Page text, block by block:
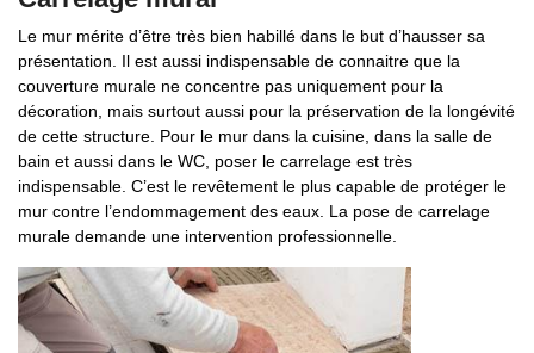
Le mur mérite d’être très bien habillé dans le but d’hausser sa
présentation. Il est aussi indispensable de connaitre que la
couverture murale ne concentre pas uniquement pour la
décoration, mais surtout aussi pour la préservation de la longévité
de cette structure. Pour le mur dans la cuisine, dans la salle de
bain et aussi dans le WC, poser le carrelage est très
indispensable. C’est le revêtement le plus capable de protéger le
mur contre l’endommagement des eaux. La pose de carrelage
murale demande une intervention professionnelle.